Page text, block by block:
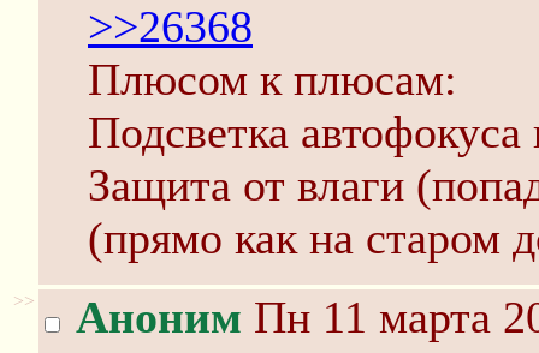
>>26368
Плюсом к плюсам:
Подсветка
Защита от влаги
(прямо как на старом
>> Аноним Пн 11 марта